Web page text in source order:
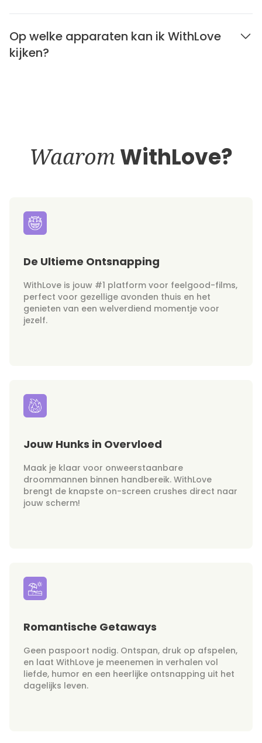
Op welke apparaten kan ik WithLove
kijken?
WaaromWithLove?
De Ultieme Ontsnapping
WithLove is jouw #1 platform voor feelgood-films,
perfect voor gezellige avonden thuis en het
genieten van een welverdiend momentje voor
jezelf.
Jouw Hunks in Overvloed
Maak je klaar voor onweerstaanbare
droommannen binnen handbereik. WithLove
brengt de knapste on-screen crushes direct naar
jouw scherm!
Romantische Getaways
Geen paspoort nodig. Ontspan, druk op afspelen,
en laat WithLove je meenemen in verhalen vol
liefde, humor en een heerlijke ontsnapping uit het
dagelijks leven.